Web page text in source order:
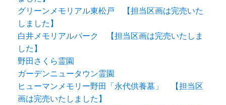
グリーンメモリアル東松戸 【担当区画は完売いた
しました】
白井メモリアルパーク 【担当区画は完売いたしま
した】
野田さくら霊園
ガーデンニュータウン霊園
ヒューマンメモリー野田「永代供養墓」 【担当区
画は完売いたしました】